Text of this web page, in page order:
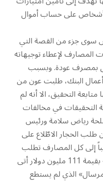
على حساب أموال
سوى جزء من القصة التي
المصارف لإعطاء توجيهاته
بمصرف عودة. وبسبب
البنك، طلبت عون من
التحقيق، الا أنه لم
التحقيقات في مخالفات
رياض سلامة ورئيس
الحجار الاطّلاع على
إلى كل المصارف تطلب
فيها توضيحات حول تحويلات مالية بقيمة 111 مليون دولار أتى
مرسال» الذي لم يستطع